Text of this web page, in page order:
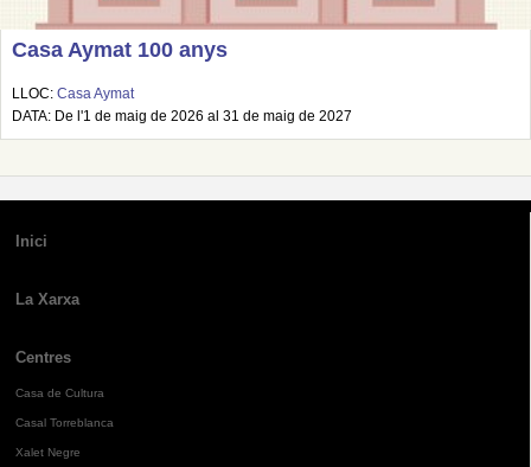
Casa Aymat 100 anys
LLOC: Casa Aymat
DATA: De l'1 de maig de 2026 al 31 de maig de 2027
Inici
La Xarxa
Centres
Casa de Cultura
Casal Torreblanca
Xalet Negre